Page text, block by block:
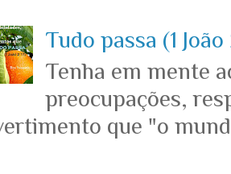
Tudo passa (1 João
Tenha em mente
preocupações,
que "o